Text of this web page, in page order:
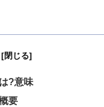
?意味
要